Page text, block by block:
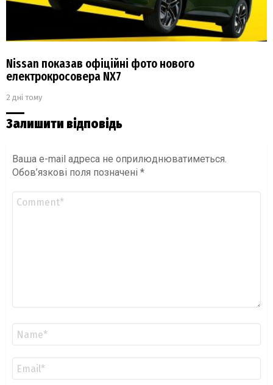
Nissan показав офіційні фото нового
електрокросовера NX7
2 дні тому
Залишити відповідь
Ваша e-mail адреса не оприлюднюватиметься.
Обов’язкові поля позначені *
Коментар